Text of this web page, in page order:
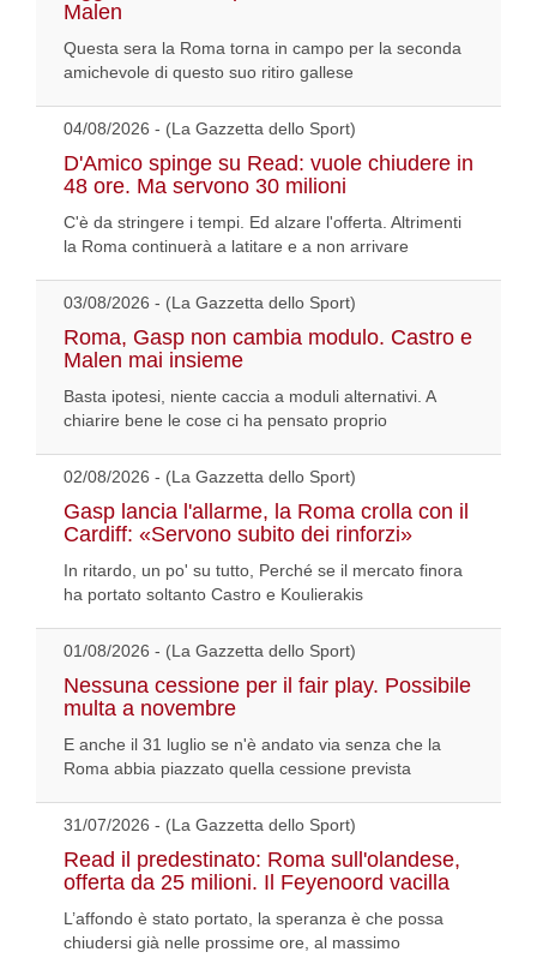
Malen
Questa sera la Roma torna in campo per la seconda
amichevole di questo suo ritiro gallese
04/08/2026 - (La Gazzetta dello Sport)
D'Amico spinge su Read: vuole chiudere in
48 ore. Ma servono 30 milioni
C'è da stringere i tempi. Ed alzare l'offerta. Altrimenti
la Roma continuerà a latitare e a non arrivare
03/08/2026 - (La Gazzetta dello Sport)
Roma, Gasp non cambia modulo. Castro e
Malen mai insieme
Basta ipotesi, niente caccia a moduli alternativi. A
chiarire bene le cose ci ha pensato proprio
02/08/2026 - (La Gazzetta dello Sport)
Gasp lancia l'allarme, la Roma crolla con il
Cardiff: «Servono subito dei rinforzi»
In ritardo, un po' su tutto, Perché se il mercato finora
ha portato soltanto Castro e Koulierakis
01/08/2026 - (La Gazzetta dello Sport)
Nessuna cessione per il fair play. Possibile
multa a novembre
E anche il 31 luglio se n'è andato via senza che la
Roma abbia piazzato quella cessione prevista
31/07/2026 - (La Gazzetta dello Sport)
Read il predestinato: Roma sull'olandese,
offerta da 25 milioni. Il Feyenoord vacilla
L’affondo è stato portato, la speranza è che possa
chiudersi già nelle prossime ore, al massimo